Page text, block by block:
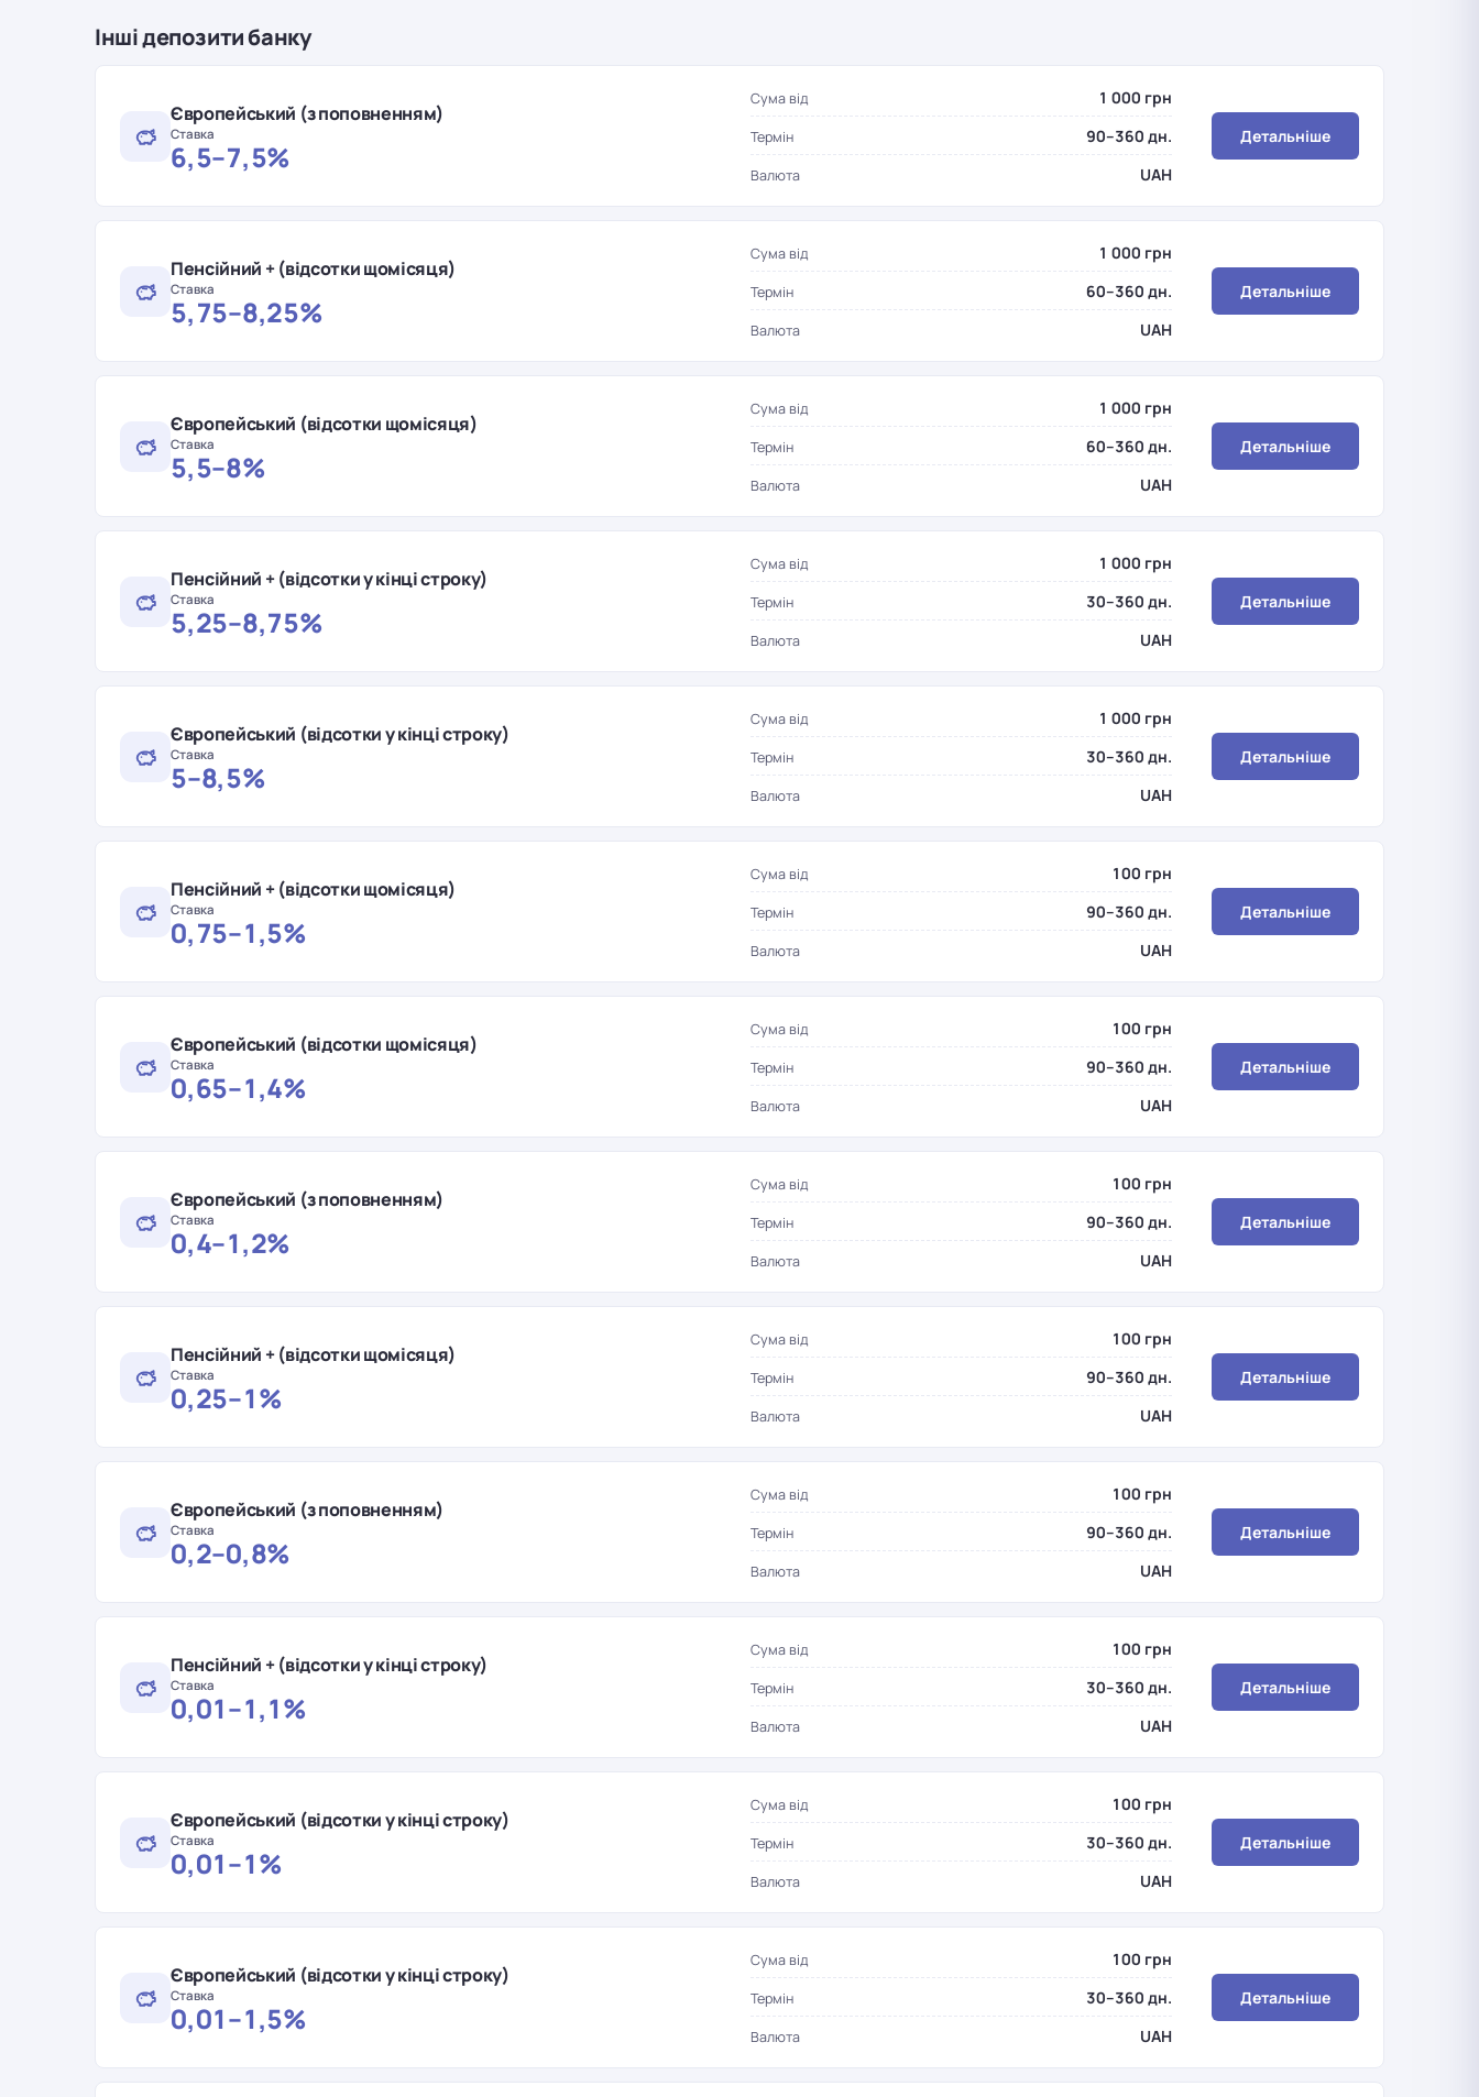
Інші депозити банку
Європейський (з поповненням)
Ставка
6,5–7,5%
Сума від 1 000 грн
Термін 90–360 дн.
Валюта UAH
Детальніше
Пенсійний + (відсотки щомісяця)
Ставка
5,75–8,25%
Сума від 1 000 грн
Термін 60–360 дн.
Валюта UAH
Детальніше
Європейський (відсотки щомісяця)
Ставка
5,5–8%
Сума від 1 000 грн
Термін 60–360 дн.
Валюта UAH
Детальніше
Пенсійний + (відсотки у кінці строку)
Ставка
5,25–8,75%
Сума від 1 000 грн
Термін 30–360 дн.
Валюта UAH
Детальніше
Європейський (відсотки у кінці строку)
Ставка
5–8,5%
Сума від 1 000 грн
Термін 30–360 дн.
Валюта UAH
Детальніше
Пенсійний + (відсотки щомісяця)
Ставка
0,75–1,5%
Сума від 100 грн
Термін 90–360 дн.
Валюта UAH
Детальніше
Європейський (відсотки щомісяця)
Ставка
0,65–1,4%
Сума від 100 грн
Термін 90–360 дн.
Валюта UAH
Детальніше
Європейський (з поповненням)
Ставка
0,4–1,2%
Сума від 100 грн
Термін 90–360 дн.
Валюта UAH
Детальніше
Пенсійний + (відсотки щомісяця)
Ставка
0,25–1%
Сума від 100 грн
Термін 90–360 дн.
Валюта UAH
Детальніше
Європейський (з поповненням)
Ставка
0,2–0,8%
Сума від 100 грн
Термін 90–360 дн.
Валюта UAH
Детальніше
Пенсійний + (відсотки у кінці строку)
Ставка
0,01–1,1%
Сума від 100 грн
Термін 30–360 дн.
Валюта UAH
Детальніше
Європейський (відсотки у кінці строку)
Ставка
0,01–1%
Сума від 100 грн
Термін 30–360 дн.
Валюта UAH
Детальніше
Європейський (відсотки у кінці строку)
Ставка
0,01–1,5%
Сума від 100 грн
Термін 30–360 дн.
Валюта UAH
Детальніше